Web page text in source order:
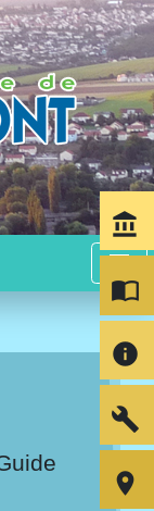
menu
account_balance
import_contacts
info
build
room